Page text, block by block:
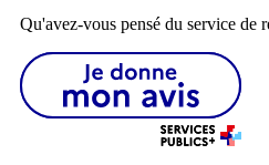
Qu'avez-vous pensé du service de